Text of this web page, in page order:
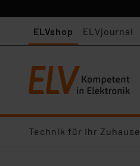
ELVshop ELVjournal
Technik für Ihr Zuhause